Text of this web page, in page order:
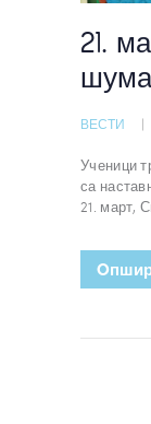
21.
шума
ВЕСТИ
Ученици
са
21. март,